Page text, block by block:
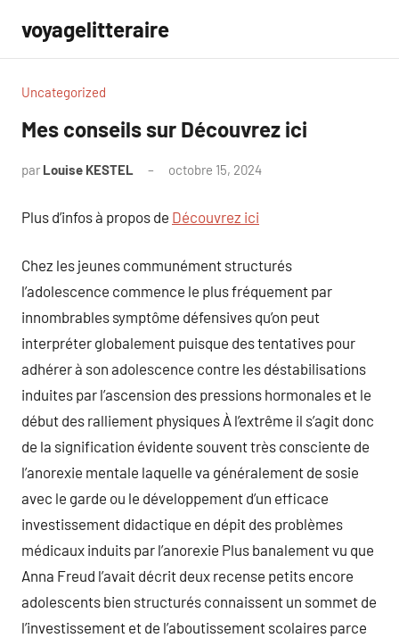
contenu
voyagelitteraire
Uncategorized
Mes conseils sur Découvrez ici
par Louise KESTEL octobre 15, 2024
Plus d’infos à propos de Découvrez ici
Chez les jeunes communément structurés
l’adolescence commence le plus fréquement par
innombrables symptôme défensives qu’on peut
interpréter globalement puisque des tentatives pour
adhérer à son adolescence contre les déstabilisations
induites par l’ascension des pressions hormonales et le
début des ralliement physiques À l’extrême il s’agit donc
de la signification évidente souvent très consciente de
l’anorexie mentale laquelle va généralement de sosie
avec le garde ou le développement d’un efficace
investissement didactique en dépit des problèmes
médicaux induits par l’anorexie Plus banalement vu que
Anna Freud l’avait décrit deux recense petits encore
adolescents bien structurés connaissent un sommet de
l’investissement et de l’aboutissement scolaires parce